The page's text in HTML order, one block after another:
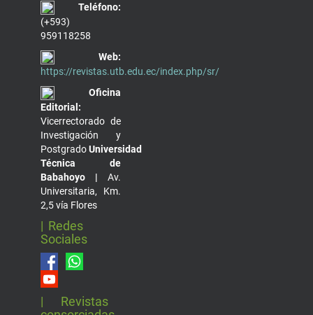
Teléfono:
(+593)
959118258
Web:
https://revistas.utb.edu.ec/index.php/sr/
Oficina
Editorial:
Vicerrectorado de
Investigación y
PostgradoUniversidad
Técnica de
Babahoyo | Av.
Universitaria, Km.
2,5 vía Flores
| Redes
Sociales
| Revistas